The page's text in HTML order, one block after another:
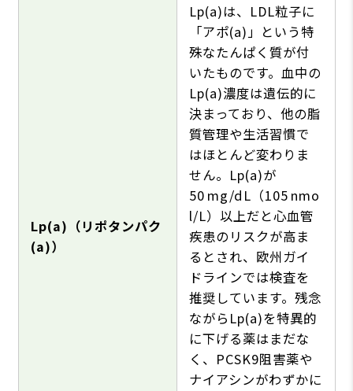
Lp(a)（リポタンパク
(a)）
Lp(a)は、LDL粒子に
「アポ(a)」という特
殊なたんぱく質が付
いたものです。血中の
Lp(a)濃度は遺伝的に
決まっており、他の脂
質管理や生活習慣で
はほとんど変わりま
せん。Lp(a)が
50 mg/dL（105 nmo
l/L）以上だと心血管
疾患のリスクが高ま
るとされ、欧州ガイ
ドラインでは検査を
推奨しています。残念
ながらLp(a)を特異的
に下げる薬はまだな
く、PCSK9阻害薬や
ナイアシンがわずかに